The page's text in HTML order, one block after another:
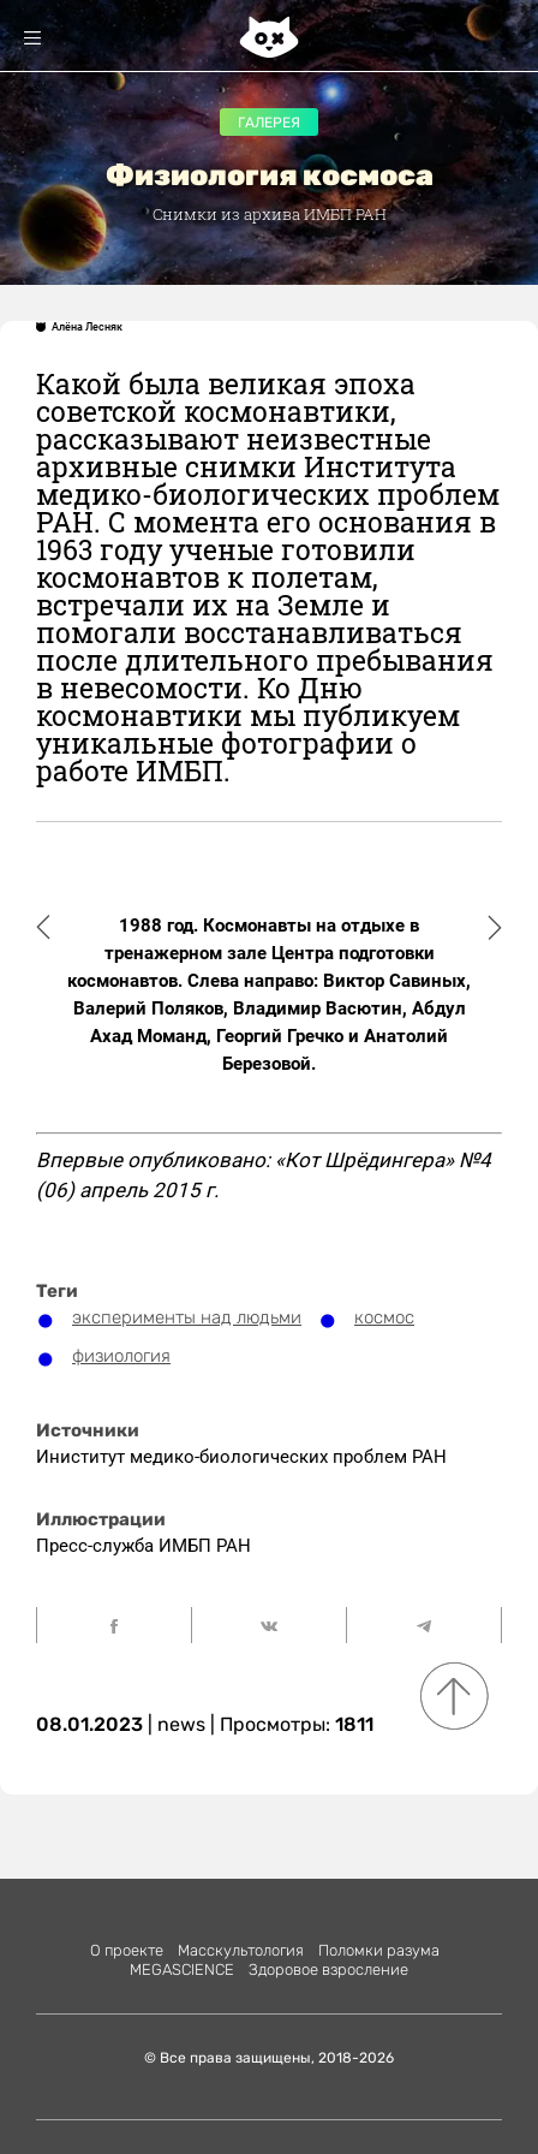
ГАЛЕРЕЯ
Физиология космоса
Снимки из архива ИМБП РАН
Алёна Лесняк
Какой была великая эпоха
советской космонавтики,
рассказывают неизвестные
архивные снимки Института
медико-биологических проблем
РАН. С момента его основания в
1963 году ученые готовили
космонавтов к полетам,
встречали их на Земле и
помогали восстанавливаться
после длительного пребывания
в невесомости. Ко Дню
космонавтики мы публикуем
уникальные фотографии о
работе ИМБП.
1988 год. Космонавты на отдыхе в
тренажерном зале Центра подготовки
космонавтов. Слева направо: Виктор Савиных,
Валерий Поляков, Владимир Васютин, Абдул
Ахад Моманд, Георгий Гречко и Анатолий
Березовой.
Впервые опубликовано: «Кот Шрёдингера» №4
(06) апрель 2015 г.
Теги
эксперименты над людьми
космос
физиология
Источники
Иниститут медико-биологических проблем РАН
Иллюстрации
Пресс-служба ИМБП РАН
08.01.2023 news | Просмотры: 1811
О проекте Масскультология
Поломки разума
MEGASCIENСE
Здоровое взросление
© Все права защищены, 2018-2026